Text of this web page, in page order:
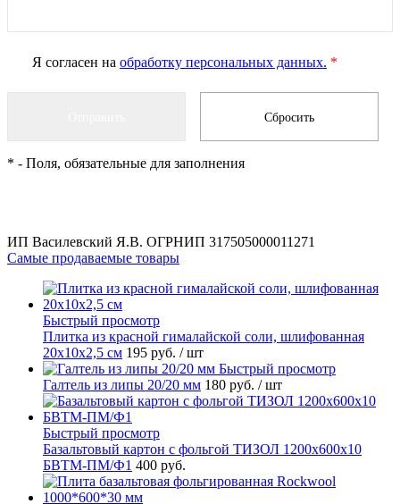
Я согласен на обработку персональных данных. *
* - Поля, обязательные для заполнения
ИП Василевский Я.В. ОГРНИП 317505000011271
Самые продаваемые товары
Быстрый просмотр
Плитка из красной гималайской соли, шлифованная
20х10х2,5 см 195 руб. / шт
Быстрый просмотр
Галтель из липы 20/20 мм 180 руб. / шт
Быстрый просмотр
Базальтовый картон с фольгой ТИЗОЛ 1200х600х10
БВТМ-ПМ/Ф1 400 руб.